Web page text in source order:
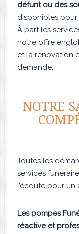
défunt ou des
disponibles
À part les
notre offre
et la rénovation
demande.
NOTRE
Toutes les
services
l’écoute pour
Les pompes
réactive et